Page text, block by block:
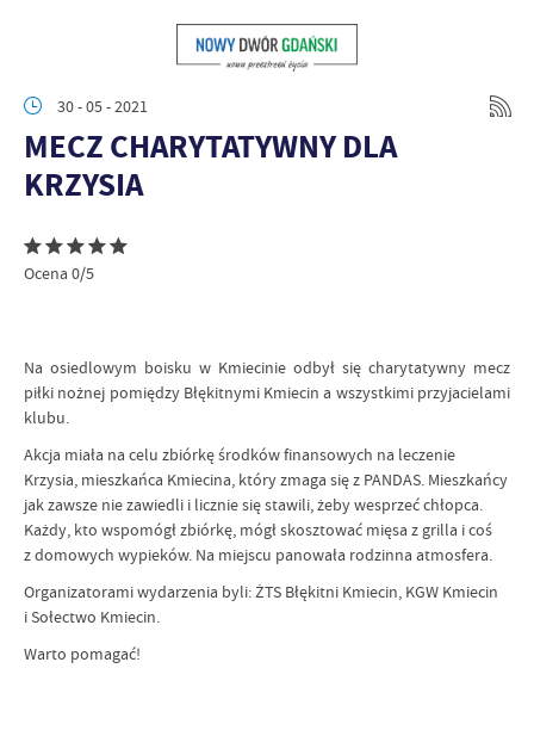
30 - 05 - 2021
MECZ CHARYTATYWNY DLA
KRZYSIA
Ocena 0/5
Na osiedlowym boisku w Kmiecinie odbył się charytatywny mecz
piłki nożnej pomiędzy Błękitnymi Kmiecin a wszystkimi przyjacielami
klubu.
Akcja miała na celu zbiórkę środków finansowych na leczenie
Krzysia, mieszkańca Kmiecina, który zmaga się z PANDAS. Mieszkańcy
jak zawsze nie zawiedli i licznie się stawili, żeby wesprzeć chłopca.
Każdy, kto wspomógł zbiórkę, mógł skosztować mięsa z grilla i coś
z domowych wypieków. Na miejscu panowała rodzinna atmosfera.
Organizatorami wydarzenia byli: ŻTS Błękitni Kmiecin, KGW Kmiecin
i Sołectwo Kmiecin.
Warto pomagać!